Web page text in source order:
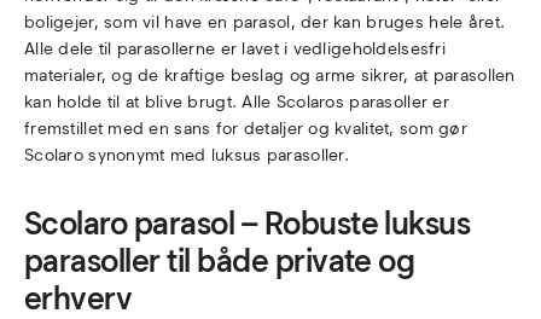
boligejer, som vil have en parasol, der kan bruges hele året.
Alle dele til parasollerne er lavet i vedligeholdelsesfri
materialer, og de kraftige beslag og arme sikrer, at parasollen
kan holde til at blive brugt. Alle Scolaros parasoller er
fremstillet med en sans for detaljer og kvalitet, som gør
Scolaro synonymt med luksus parasoller.
Scolaro parasol – Robuste luksus
parasoller til både private og
erhverv